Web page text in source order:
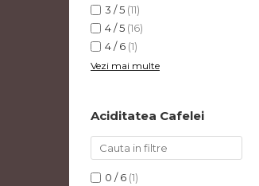
3 / 5 (11)
4 / 5 (16)
4 / 6 (1)
Vezi mai multe
Aciditatea Cafelei
0 / 6 (1)